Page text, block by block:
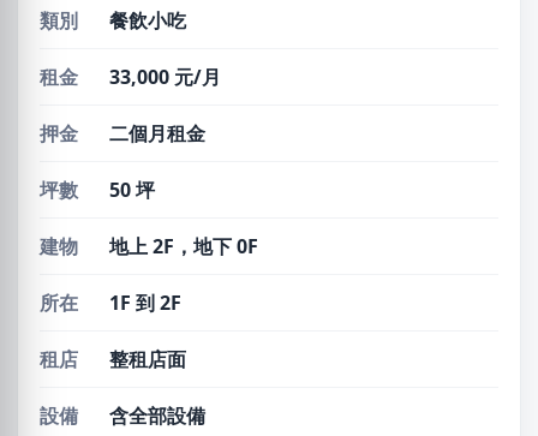
類別 餐飲小吃
租金 33,000 元/月
押金 二個月租金
坪數 50 坪
建物 地上 2F，地下 0F
所在 1F 到 2F
租店 整租店面
設備 含全部設備